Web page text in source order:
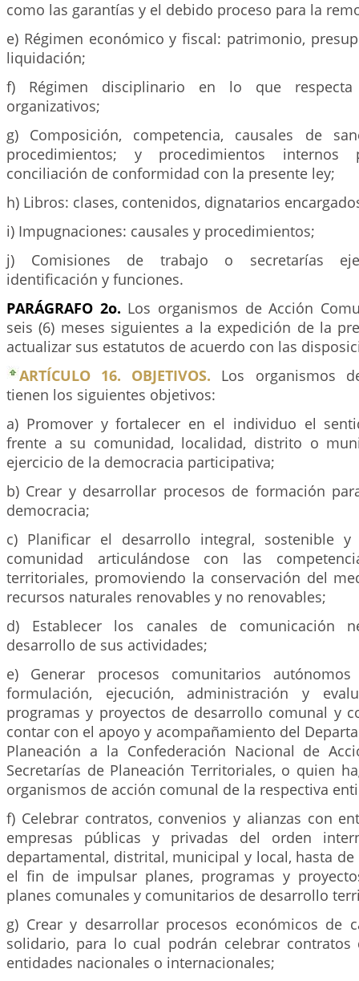
como las garantías y el debido proceso para la
e) Régimen económico y fiscal: patrimonio,
liquidación;
f) Régimen disciplinario en lo que
organizativos;
g) Composición, competencia, causales de
procedimientos; y procedimientos
conciliación de conformidad con la presente ley;
h) Libros: clases, contenidos, dignatarios
i) Impugnaciones: causales y procedimientos;
j) Comisiones de trabajo o secretarías
identificación y funciones.
PARÁGRAFO 2o. Los organismos de Acción
seis (6) meses siguientes a la expedición de la
actualizar sus estatutos de acuerdo con las
ARTÍCULO 16. OBJETIVOS. Los organismos
tienen los siguientes objetivos:
a) Promover y fortalecer en el individuo el
frente a su comunidad, localidad, distrito o
ejercicio de la democracia participativa;
b) Crear y desarrollar procesos de formación
democracia;
c) Planificar el desarrollo integral, sostenible
comunidad articulándose con las
territoriales, promoviendo la conservación del
recursos naturales renovables y no renovables;
d) Establecer los canales de comunicación
desarrollo de sus actividades;
e) Generar procesos comunitarios
formulación, ejecución, administración y
programas y proyectos de desarrollo comunal y
contar con el apoyo y acompañamiento del
Planeación a la Confederación Nacional de
Secretarías de Planeación Territoriales, o quien
organismos de acción comunal de la respectiva
f) Celebrar contratos, convenios y alianzas con
empresas públicas y privadas del orden
departamental, distrital, municipal y local, hasta
el fin de impulsar planes, programas y
planes comunales y comunitarios de desarrollo
g) Crear y desarrollar procesos económicos de
solidario, para lo cual podrán celebrar
entidades nacionales o internacionales;